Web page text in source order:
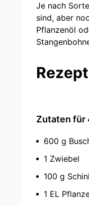
Je nach
sind, aber
Pflanzenöl
Zutaten für
600 g
1 Zwiebel
100 g
1 EL